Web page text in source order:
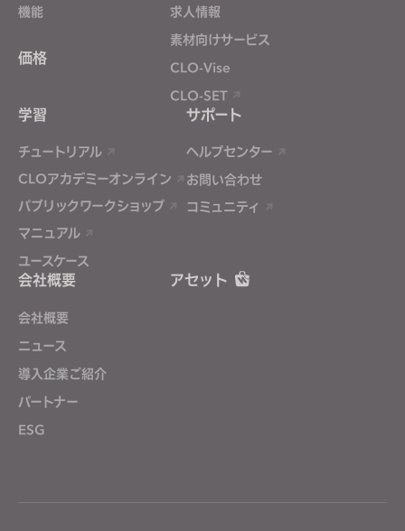
機能
価格
求人情報
素材向けサービス
CLO-Vise
CLO-SET
学習
チュートリアル
CLOアカデミーオンライン
パブリックワークショップ
マニュアル
ユースケース
サポート
ヘルプセンター
お問い合わせ
コミュニティ
会社概要
会社概要
ニュース
導入企業ご紹介
パートナー
ESG
アセット